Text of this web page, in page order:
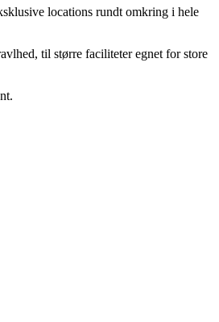
locations rundt omkring i hele
til større faciliteter egnet for store